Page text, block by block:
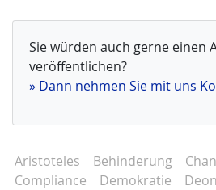
Sie würden auch gerne einen
veröffentlichen?
» Dann nehmen Sie mit uns
Aristoteles Behinderung
Compliance
Demokratie